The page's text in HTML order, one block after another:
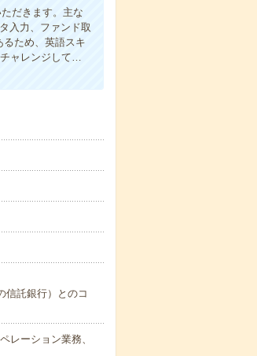
だきます。主な
入力、ファンド取
ため、英語スキ
ャレンジして…
信託銀行）とのコ
レーション業務、